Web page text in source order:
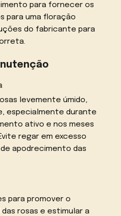
para fornecer os
para uma floração
do fabricante para
levemente úmido,
especialmente durante
ativo e nos meses
regar em excesso
apodrecimento das
para promover o
rosas e estimular a